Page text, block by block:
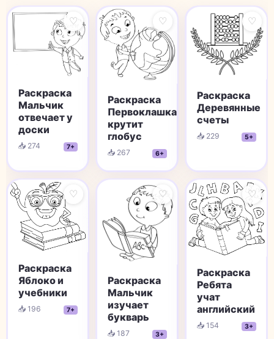
♡
Раскраска
Мальчик
отвечает у
доски
📥 274 7+
♡
Раскраска
Первоклашка
крутит
глобус
📥 267 6+
♡
Раскраска
Деревянные
счеты
📥 229 5+
♡
Раскраска
Яблоко и
учебники
📥 196 7+
♡
Раскраска
Мальчик
изучает
букварь
📥 187 3+
♡
Раскраска
Ребята
учат
английский
📥 154 3+